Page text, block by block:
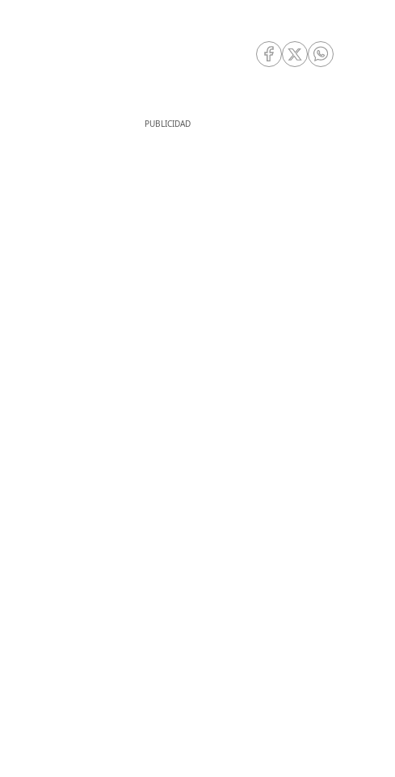
RRSS Facebook
RRSS Twitter
RRSS